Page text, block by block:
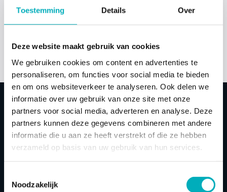
Toestemming Details Over
Deze website maakt gebruik van cookies
We gebruiken cookies om content en advertenties te
personaliseren, om functies voor social media te bieden
en om ons websiteverkeer te analyseren. Ook delen we
informatie over uw gebruik van onze site met onze
partners voor social media, adverteren en analyse. Deze
partners kunnen deze gegevens combineren met andere
informatie die u aan ze heeft verstrekt of die ze hebben
verzameld op basis van uw gebruik van hun services.
Noodzakelijk
Krijg ik geld terug als ik het huur bevalbad niet heb
gebruikt?
Waar moet ik op letten bij het retourneren van een
retourneren